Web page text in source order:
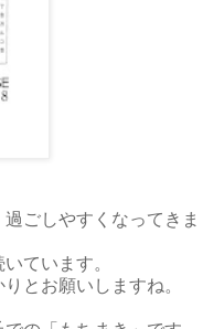
ごしやすくなってきま
ています。
とお願いしますね。